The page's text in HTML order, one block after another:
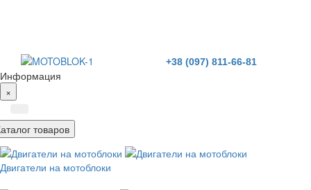
+38 (097) 811-66-81
Информация
×
товаров
Двигатели на мотоблоки